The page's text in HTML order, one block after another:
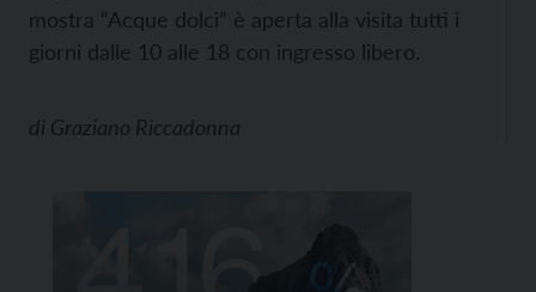
mostra “Acque dolci” è aperta alla visita tutti i
giorni dalle 10 alle 18 con ingresso libero.
di Graziano Riccadonna